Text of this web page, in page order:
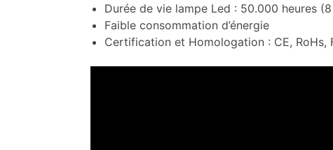
Durée de vie lampe Led : 50.000 heures (8
Faible consommation d’énergie
Certification et Homologation : CE, RoHs,